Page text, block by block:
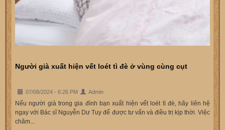
Người già xuất hiện vết loét tì đè ở vùng cùng cụt
07/08/2024 - 6:26 PM Admin
Nếu người già trong gia đình bạn xuất hiện vết loét tì đè, hãy liên hệ
ngay với Bác sĩ Nguyễn Dư Tuy để được tư vấn và điều trị kịp thời. Việc
chăm...